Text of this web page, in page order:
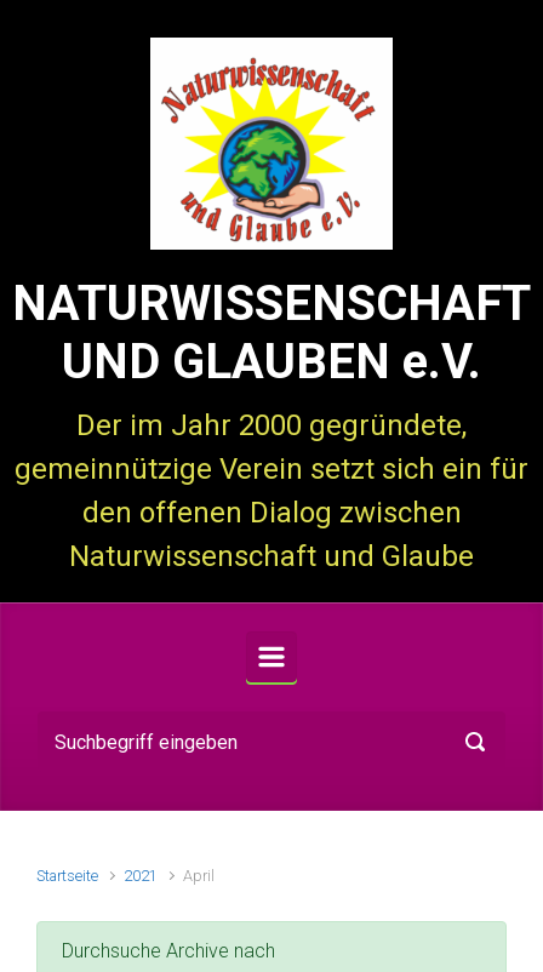
NATURWISSENSCHAFT
UND GLAUBEN e.V.
Der im Jahr 2000 gegründete,
gemeinnützige Verein setzt sich ein für
den offenen Dialog zwischen
Naturwissenschaft und Glaube
Startseite 2021 April
Durchsuche Archive nach